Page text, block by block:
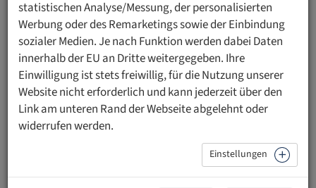
Diese Veranstaltung hat bereits stattgefunden
Fortpflanzungsmedizin - Medizinische
und rechtliche Aspekte
Veranstaltung am Donnerstag, 11.
November 2021 ab 18.00 Uhr
statistischen Analyse/Messung, der personalisierten
Werbung oder des Remarketings sowie der Einbindung
sozialer Medien. Je nach Funktion werden dabei Daten
innerhalb der EU an Dritte weitergegeben. Ihre
Einwilligung ist stets freiwillig, für die Nutzung unserer
Website nicht erforderlich und kann jederzeit über den
Link am unteren Rand der Webseite abgelehnt oder
widerrufen werden.
Einstellungen